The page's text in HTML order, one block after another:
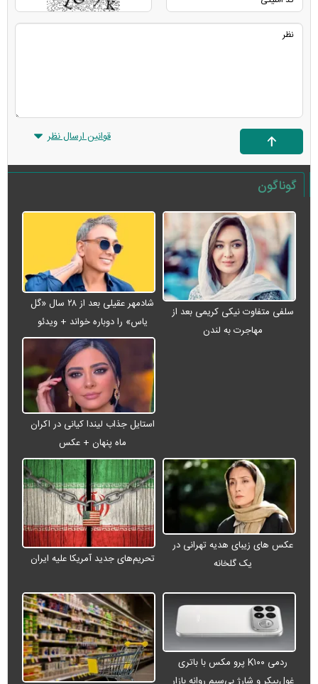
قوانین ارسال نظر
گوناگون
سلفی متفاوت نیکی کریمی بعد از
مهاجرت به لندن
شادمهر عقیلی بعد از ۲۸ سال «گل
یاس» را دوباره خواند + ویدئو
استایل جذاب لیندا کیانی در اکران
ماه پنهان + عکس
عکس های زیبای هدیه تهرانی در
یک گلخانه
تحریم‌های جدید آمریکا علیه ایران
ردمی K۱۰۰ پرو مکس با باتری
غول‌پیکر و شارژ بی‌سیم روانه بازار